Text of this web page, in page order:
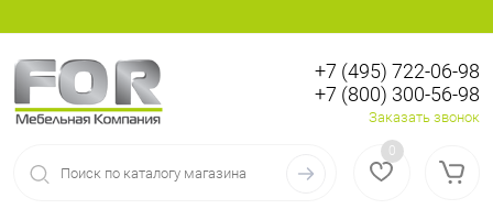
Регистрация
+7 (495) 722-06-98
+7 (800) 300-56-98
Заказать звонок
0